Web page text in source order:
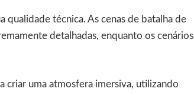
qualidade técnica. As cenas de batalha de
detalhadas, enquanto os cenários
uma atmosfera imersiva, utilizando